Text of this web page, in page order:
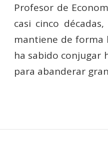
Profesor de
casi cinco
mantiene de forma
ha sabido conjugar
para abanderar